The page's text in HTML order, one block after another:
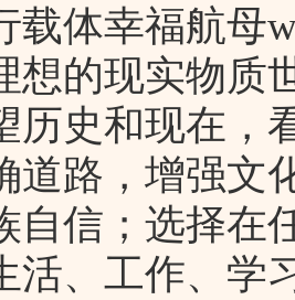
载体幸福航母
想的现实物质
历史和现在，
道路，增强文
自信；选择在
活、工作、学